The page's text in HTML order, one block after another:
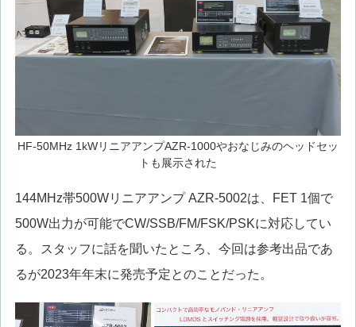
HF-50MHz 1kWリニアアンプAZR-1000やおなじみのヘッドセッ
トも展示された
144MHz帯500Wリニアアンプ AZR-5002は、FET 1個で
500W出力が可能でCW/SSB/FM/FSK/PSKに対応してい
る。スタッフに話を聞いたところ、今回は参考出品であ
るが2023年年末に発売予定とのことだった。